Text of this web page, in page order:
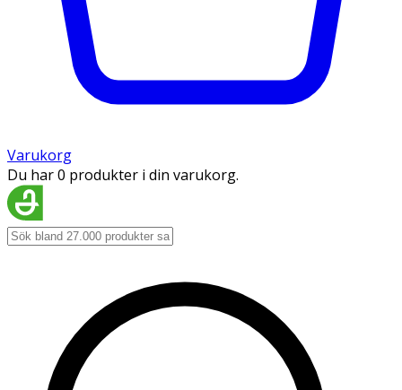
Varukorg
Du har 0 produkter i din varukorg.